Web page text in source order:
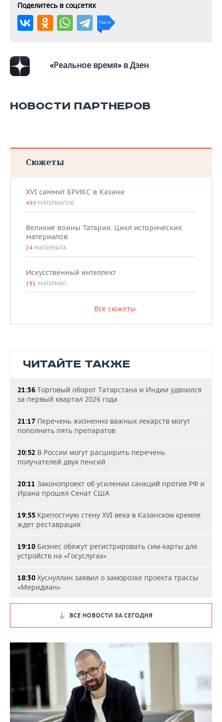
Поделитесь в соцсетях
«Реальное время» в Дзен
НОВОСТИ ПАРТНЕРОВ
Сюжеты
XVI саммит БРИКС в Казани
499 МАТЕРИАЛОВ
Великие воины Татарии. Цикл исторических
материалов
24 МАТЕРИАЛА
Искусственный интеллект
181 МАТЕРИАЛ
Все сюжеты
ЧИТАЙТЕ ТАКЖЕ
21:36 Торговый оборот Татарстана и Индии удвоился
за первый квартал 2026 года
21:17 Перечень жизненно важных лекарств могут
пополнить пять препаратов
20:52 В России могут расширить перечень
получателей двух пенсий
20:11 Законопроект об усилении санкций против РФ и
Ирана прошел Сенат США
19:55 Крепостную стену XVI века в Казанском кремле
ждет реставрация
19:10 Бизнес обяжут регистрировать сим-карты для
устройств на «Госуслугах»
18:30 Хуснуллин заявил о заморозке проекта трассы
«Меридиан»
ВСЕ НОВОСТИ ЗА СЕГОДНЯ